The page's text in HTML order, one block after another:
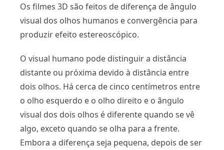
Os filmes 3D são feitos de diferença de ângulo
visual dos olhos humanos e convergência para
produzir efeito estereoscópico.
O visual humano pode distinguir a distância
distante ou próxima devido à distância entre
dois olhos. Há cerca de cinco centímetros entre
o olho esquerdo e o olho direito e o ângulo
visual dos dois olhos é diferente quando se vê
algo, exceto quando se olha para a frente.
Embora a diferença seja pequena, depois de ser